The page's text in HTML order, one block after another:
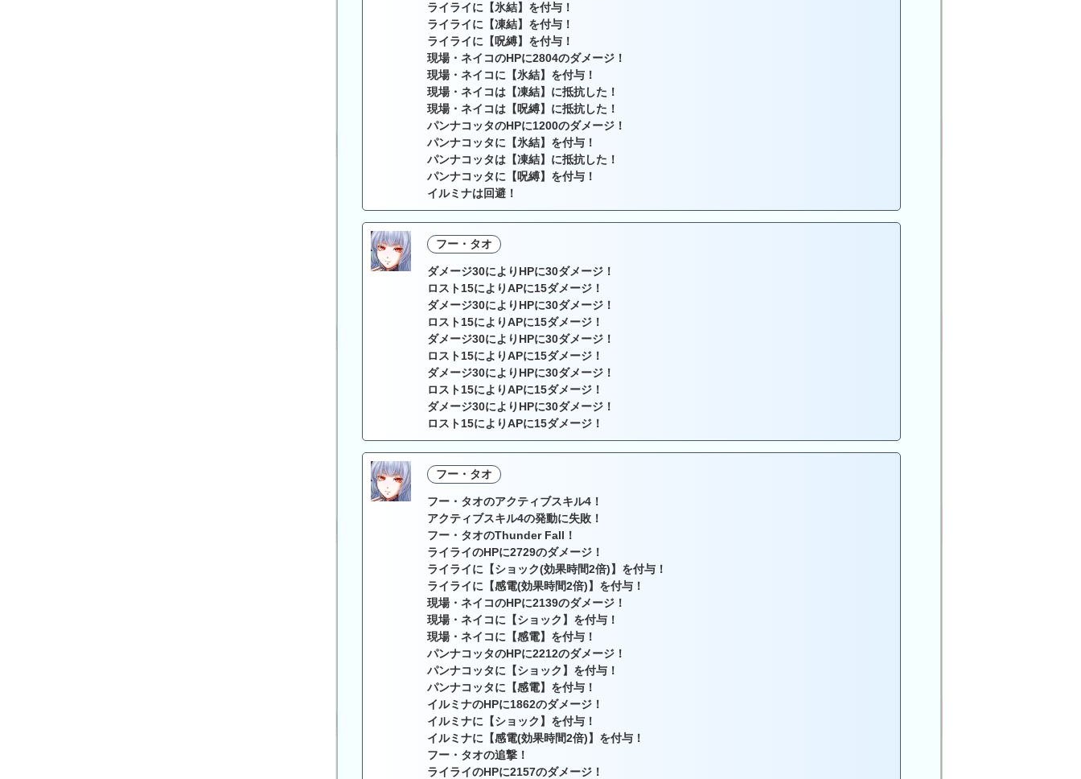
ライライに【氷結】を付与！
ライライに【凍結】を付与！
ライライに【呪縛】を付与！
現場・ネイコのHPに2804のダメージ！
現場・ネイコに【氷結】を付与！
現場・ネイコは【凍結】に抵抗した！
現場・ネイコは【呪縛】に抵抗した！
パンナコッタのHPに1200のダメージ！
パンナコッタに【氷結】を付与！
パンナコッタは【凍結】に抵抗した！
パンナコッタに【呪縛】を付与！
イルミナは回避！
フー・タオ
ダメージ30によりHPに30ダメージ！
ロスト15によりAPに15ダメージ！
ダメージ30によりHPに30ダメージ！
ロスト15によりAPに15ダメージ！
ダメージ30によりHPに30ダメージ！
ロスト15によりAPに15ダメージ！
ダメージ30によりHPに30ダメージ！
ロスト15によりAPに15ダメージ！
ダメージ30によりHPに30ダメージ！
ロスト15によりAPに15ダメージ！
フー・タオ
フー・タオのアクティブスキル4！
アクティブスキル4の発動に失敗！
フー・タオのThunder Fall！
ライライのHPに2729のダメージ！
ライライに【ショック(効果時間2倍)】を付与！
ライライに【感電(効果時間2倍)】を付与！
現場・ネイコのHPに2139のダメージ！
現場・ネイコに【ショック】を付与！
現場・ネイコに【感電】を付与！
パンナコッタのHPに2212のダメージ！
パンナコッタに【ショック】を付与！
パンナコッタに【感電】を付与！
イルミナのHPに1862のダメージ！
イルミナに【ショック】を付与！
イルミナに【感電(効果時間2倍)】を付与！
フー・タオの追撃！
ライライのHPに2157のダメージ！